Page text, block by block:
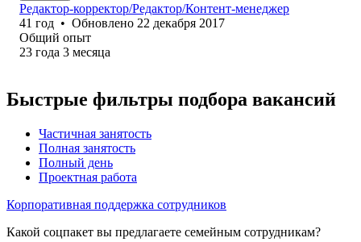
Редактор-корректор/Редактор/Контент-менеджер
41 год • Обновлено 22 декабря 2017
Общий опыт
23 года 3 месяца
Быстрые фильтры подбора вакансий
Частичная занятость
Полная занятость
Полный день
Проектная работа
Корпоративная поддержка сотрудников
Какой соцпакет вы предлагаете семейным сотрудникам?